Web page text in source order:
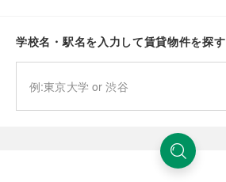
学校名・駅名を入力して賃貸物件を探す